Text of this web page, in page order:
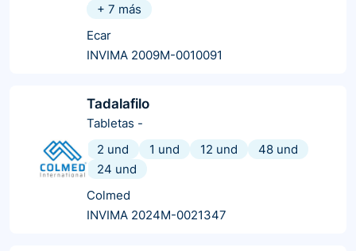
+ 7 más
Ecar
INVIMA 2009M-0010091
Tadalafilo
Tabletas -
2 und
1 und 12 und
48 und
24 und
Colmed
INVIMA 2024M-0021347